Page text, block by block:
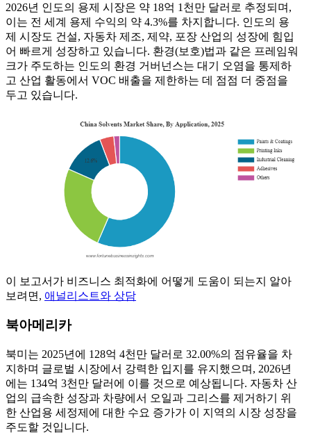
2026년 인도의 용제 시장은 약 18억 1천만 달러로 추정되며,
이는 전 세계 용제 수익의 약 4.3%를 차지합니다. 인도의 용
제 시장도 건설, 자동차 제조, 제약, 포장 산업의 성장에 힘입
어 빠르게 성장하고 있습니다. 환경(보호)법과 같은 프레임워
크가 주도하는 인도의 환경 거버넌스는 대기 오염을 통제하
고 산업 활동에서 VOC 배출을 제한하는 데 점점 더 중점을
두고 있습니다.
이 보고서가 비즈니스 최적화에 어떻게 도움이 되는지 알아
보려면, 애널리스트와 상담
북아메리카
북미는 2025년에 128억 4천만 달러로 32.00%의 점유율을 차
지하며 글로벌 시장에서 강력한 입지를 유지했으며, 2026년
에는 134억 3천만 달러에 이를 것으로 예상됩니다. 자동차 산
업의 급속한 성장과 차량에서 오일과 그리스를 제거하기 위
한 산업용 세정제에 대한 수요 증가가 이 지역의 시장 성장을
주도할 것입니다.